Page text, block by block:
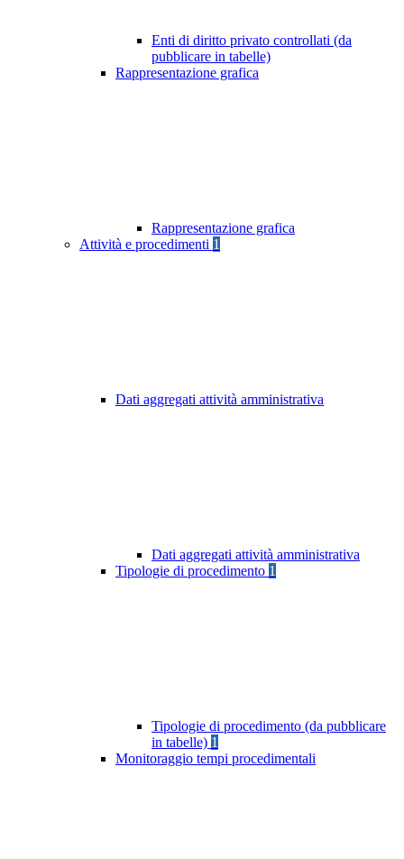
Enti di diritto privato controllati (da
pubblicare in tabelle)
Rappresentazione grafica
Rappresentazione grafica
Attività e procedimenti 1
Dati aggregati attività amministrativa
Dati aggregati attività amministrativa
Tipologie di procedimento 1
Tipologie di procedimento (da pubblicare
in tabelle) 1
Monitoraggio tempi procedimentali